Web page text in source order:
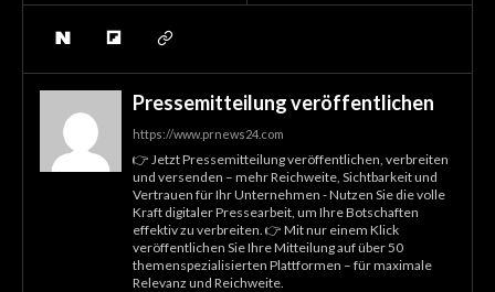
Pressemitteilung veröffentlichen
https://www.prnews24.com
👉 Jetzt Pressemitteilung veröffentlichen, verbreiten
und versenden – mehr Reichweite, Sichtbarkeit und
Vertrauen für Ihr Unternehmen - Nutzen Sie die volle
Kraft digitaler Pressearbeit, um Ihre Botschaften
effektiv zu verbreiten. 👉 Mit nur einem Klick
veröffentlichen Sie Ihre Mitteilung auf über 50
themenspezialisierten Plattformen – für maximale
Relevanz und Reichweite.